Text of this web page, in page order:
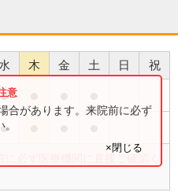
水 木 金 土 日 祝
●
●
必ず医療機関に直接ご確認く
合があります。来院前に必ず
×閉じる